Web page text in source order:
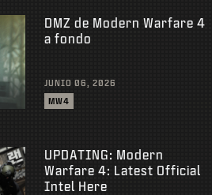
DMZ de Modern Warfare 4
a fondo
JUNIO 06, 2026
MW4
UPDATING: Modern
Warfare 4: Latest Official
Intel Here